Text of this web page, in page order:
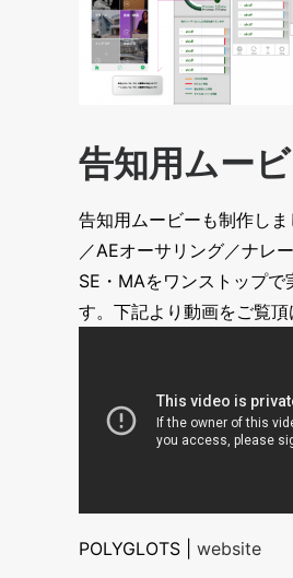
告知用ムー
告知用ムービーも制作し
／AEオーサリング／ナレ
SE・MAをワンストップで
す。下記より動画をご覧頂
POLYGLOTS | website